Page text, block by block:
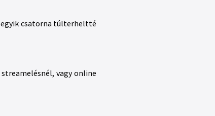
egyik csatorna túlterheltté
vagy online